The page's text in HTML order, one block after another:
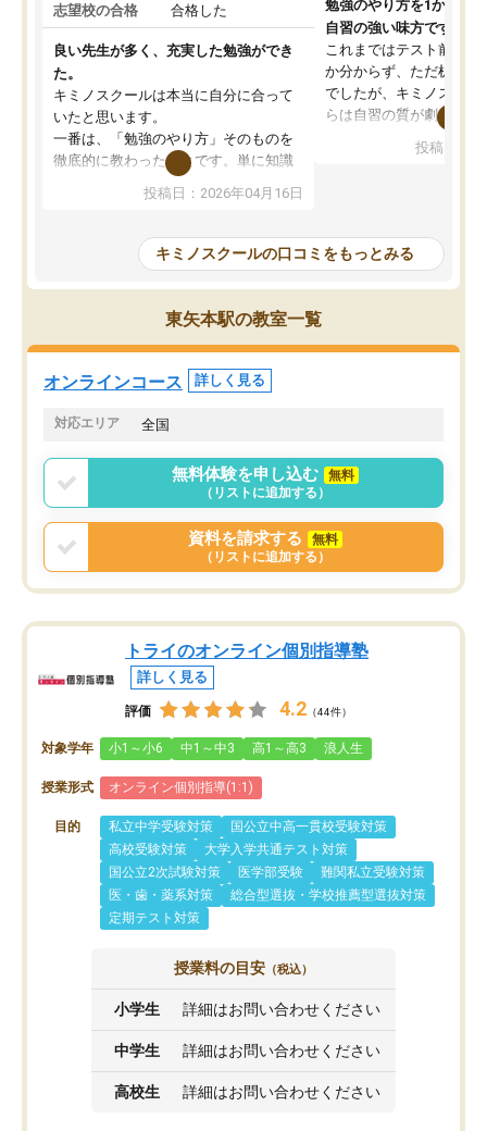
志望校の合格 合格した
良い先生が多く、充実した勉強ができ
た。
キミノスクールは本当に自分に合って
いたと思います。
一番は、「勉強のやり方」そのものを
徹底的に教わったことです。単に知識
を詰め込むのではなく、自学自習の習
慣が身につくよう並走してくれるの
はなくなりました。
講師の方との距離も近く、親身なコー
チングのおかげで、停滞期もモチベー
ションを維持できました。「やらされ
る勉強」から「目標のための勉強」へ
意識が変わったことが、目標校への合
投稿日：2026年04月16日
勉強のやり方を1から教
自習の強い味方です。
これまではテスト前に何
か分からず、ただ机に座
でしたが、キミノスクー
らは自習の質が劇的に変
を明確にしてくれるの
の仕方をコーチングして
ルなので、家での学習習
身につきました。結果と
た。自分から学ぶ姿勢を
投稿日：
キミノスクールの口コミをもっとみる
東矢本駅の教室一覧
オンラインコース 詳しく見る
対応エリア 全国
無料体験を申し込む
無料
（リストに追加する）
資料を請求する
無料
（リストに追加する）
トライのオンライン個別指導塾
詳しく見る
評価 4.2 （44件）
対象学年 小1～小6 中1～中3 高1～高3 浪人生
授業形式 オンライン個別指導(1:1)
目的 私立中学受験対策
国公立中高一貫校受験対策
高校受験対策
大学入学共通テスト対策
国公立2次試験対策
医学部受験
難関私立受験対策
医・歯・薬系対策
総合型選抜・学校推薦型選抜対策
定期テスト対策
授業料の目安 （税込）
小学生 詳細はお問い合わせください
中学生 詳細はお問い合わせください
高校生 詳細はお問い合わせください